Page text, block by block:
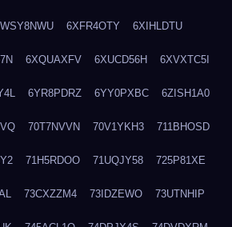
6XFR4OTY 6XIHLDTU
6XQUAXFV 6XUCD56H 6XVXTC5I
6YR8PDRZ 6YY0PXBC 6ZISH1A0
70T7NVVN 70V1YKH3 711BHOSD
71H5RDOO 71UQJY58 725P81XE
73CXZZM4 73IDZEWO 73UTNHIP